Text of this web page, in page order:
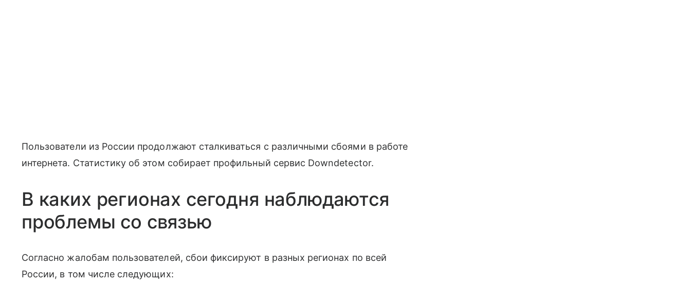
Пользователи из России продолжают сталкиваться с различными сбоями в работе
интернета. Статистику об этом собирает профильный сервис Downdetector.
В каких регионах сегодня наблюдаются
проблемы со связью
Согласно жалобам пользователей, сбои фиксируют в разных регионах по всей
России, в том числе следующих: